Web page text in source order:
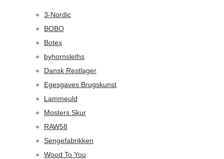
3-Nordic
BOBO
Botex
byhornsleths
Dansk Restlager
Egesgaves Brugskunst
Lammeuld
Mosters Skur
RAW58
Sengefabrikken
Wood To You